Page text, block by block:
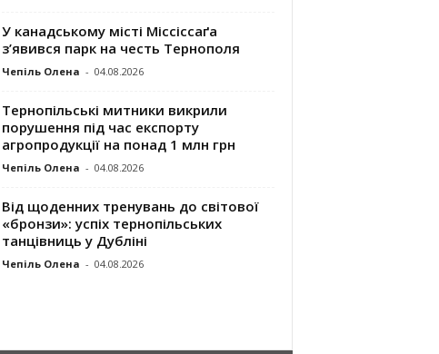
У канадському місті Міссіссаґа
з’явився парк на честь Тернополя
Чепіль Олена - 04.08.2026
Тернопільські митники викрили
порушення під час експорту
агропродукції на понад 1 млн грн
Чепіль Олена - 04.08.2026
Від щоденних тренувань до світової
«бронзи»: успіх тернопільських
танцівниць у Дубліні
Чепіль Олена - 04.08.2026